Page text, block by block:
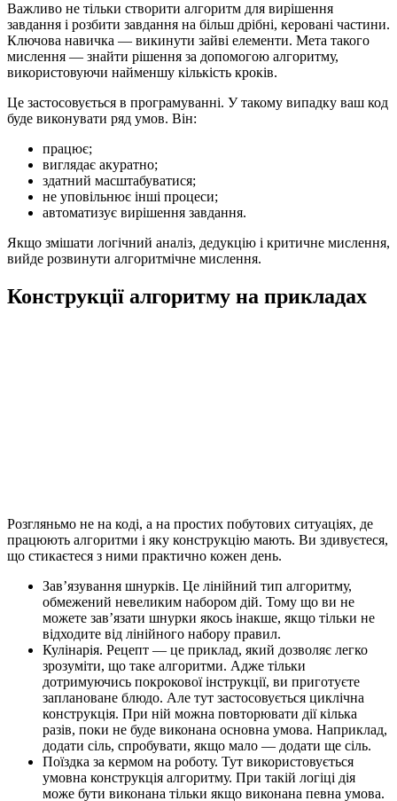
Важливо не тільки створити алгоритм для вирішення
завдання і розбити завдання на більш дрібні, керовані частини.
Ключова навичка — викинути зайві елементи. Мета такого
мислення — знайти рішення за допомогою алгоритму,
використовуючи найменшу кількість кроків.
Це застосовується в програмуванні. У такому випадку ваш код
буде виконувати ряд умов. Він:
працює;
виглядає акуратно;
здатний масштабуватися;
не уповільнює інші процеси;
автоматизує вирішення завдання.
Якщо змішати логічний аналіз, дедукцію і критичне мислення,
вийде розвинути алгоритмічне мислення.
Конструкції алгоритму на прикладах
Розгляньмо не на коді, а на простих побутових ситуаціях, де
працюють алгоритми і яку конструкцію мають. Ви здивуєтеся,
що стикаєтеся з ними практично кожен день.
Зав’язування шнурків. Це лінійний тип алгоритму,
обмежений невеликим набором дій. Тому що ви не
можете зав’язати шнурки якось інакше, якщо тільки не
відходите від лінійного набору правил.
Кулінарія. Рецепт — це приклад, який дозволяє легко
зрозуміти, що таке алгоритми. Адже тільки
дотримуючись покрокової інструкції, ви приготуєте
заплановане блюдо. Але тут застосовується циклічна
конструкція. При ній можна повторювати дії кілька
разів, поки не буде виконана основна умова. Наприклад,
додати сіль, спробувати, якщо мало — додати ще сіль.
Поїздка за кермом на роботу. Тут використовується
умовна конструкція алгоритму. При такій логіці дія
може бути виконана тільки якщо виконана певна умова.